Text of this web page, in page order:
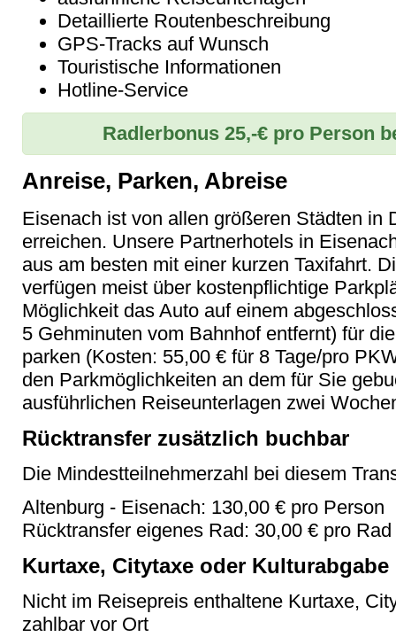
Detaillierte Routenbeschreibung
GPS-Tracks auf Wunsch
Touristische Informationen
Hotline-Service
Radlerbonus 25,-€ pro Person
Anreise, Parken, Abreise
Eisenach ist von allen größeren Städten in
erreichen. Unsere Partnerhotels in
aus am besten mit einer kurzen Taxifahrt.
verfügen meist über kostenpflichtige
Möglichkeit das Auto auf einem
5 Gehminuten vom Bahnhof entfernt) für
parken (Kosten: 55,00 € für 8 Tage/pro
den Parkmöglichkeiten an dem für Sie
ausführlichen Reiseunterlagen zwei
Rücktransfer zusätzlich buchbar
Die Mindestteilnehmerzahl bei diesem
Altenburg - Eisenach: 130,00 € pro Person
Rücktransfer eigenes Rad: 30,00 € pro Rad
Kurtaxe, Citytaxe oder Kulturabgabe
Nicht im Reisepreis enthaltene Kurtaxe,
zahlbar vor Ort